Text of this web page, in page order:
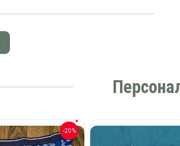
-20%